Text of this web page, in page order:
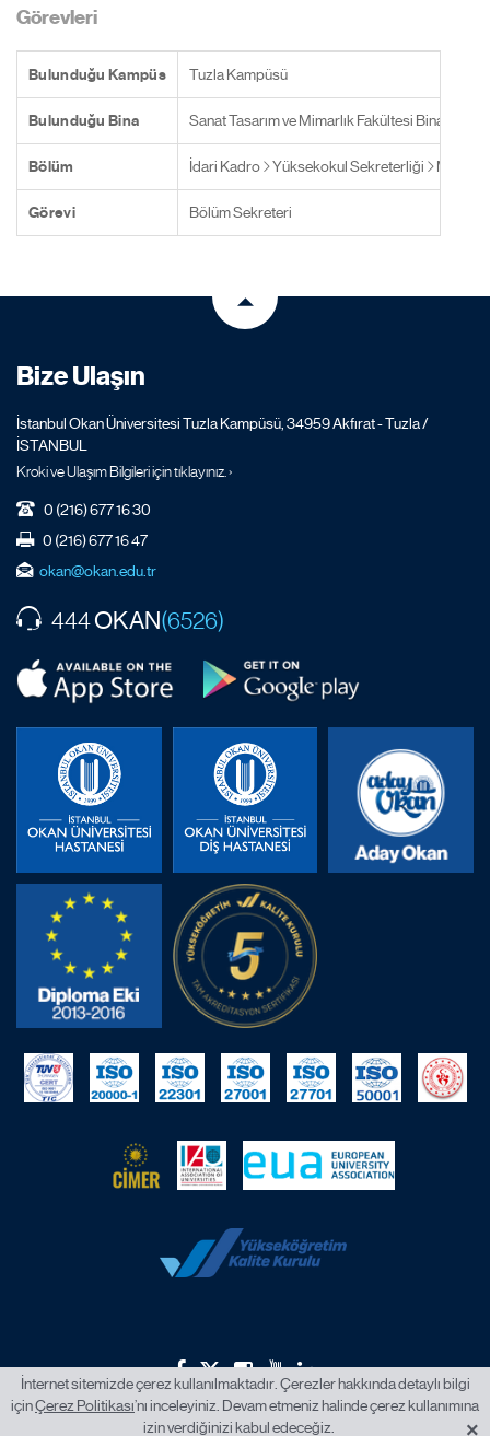
Görevleri
Bulunduğu Kampüs Tuzla Kampüsü
Bulunduğu Bina Sanat Tasarım ve Mimarlık Fakültesi Binası
Bölüm İdari Kadro Yüksekokul Sekreterliği Meslek
Görevi Bölüm Sekreteri
Bize Ulaşın
İstanbul Okan Üniversitesi Tuzla Kampüsü, 34959 Akfırat - Tuzla /
İSTANBUL
Kroki ve Ulaşım Bilgileri için tıklayınız. ›
0 (216) 677 16 30
0 (216) 677 16 47
okan@okan.edu.tr
444OKAN(6526)
2026 © İstanbul Okan Üniversitesi.
İnternet sitemizde çerez kullanılmaktadır. Çerezler hakkında detaylı bilgi
içinÇerez Politikası’nı inceleyiniz. Devam etmeniz halinde çerez kullanımına
izin verdiğinizi kabul edeceğiz.